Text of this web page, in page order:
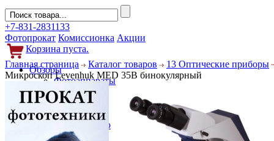
+7-831-2831133
Фотопрокат Комиссионка Акции
Корзина пуста.
Обзоры
Фотоаппараты
Объективы
Фильтры
Новости
Фото и видео
Гаджеты
Главная страница Каталог товаров
13 Оптические приборы
Микроскоп Levenhuk MED 35B бинокулярный